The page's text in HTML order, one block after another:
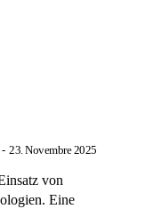
- 23. Novembre 2025
von
Eine